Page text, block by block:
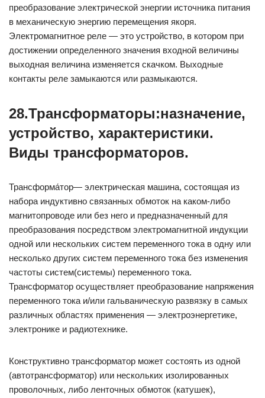
преобразование электрической энергии источника питания
в механическую энергию перемещения якоря.
Электромагнитное реле — это устройство, в котором при
достижении определенного значения входной величины
выходная величина изменяется скачком. Выходные
контакты реле замыкаются или размыкаются.
28.Трансформаторы:назначение,
устройство, характеристики.
Виды трансформаторов.
Трансформа́тор— электрическая машина, состоящая из
набора индуктивно связанных обмоток на каком-либо
магнитопроводе или без него и предназначенный для
преобразования посредством электромагнитной индукции
одной или нескольких систем переменного тока в одну или
несколько других систем переменного тока без изменения
частоты систем(системы) переменного тока.
Трансформатор осуществляет преобразование напряжения
переменного тока и/или гальваническую развязку в самых
различных областях применения — электроэнергетике,
электронике и радиотехнике.
Конструктивно трансформатор может состоять из одной
(автотрансформатор) или нескольких изолированных
проволочных, либо ленточных обмоток (катушек),